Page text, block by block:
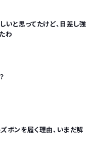
いと思ってたけど、日差し強
わ
ボンを履く理由、いまだ解